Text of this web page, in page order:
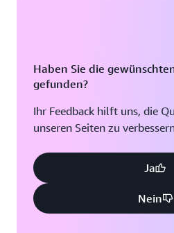
Haben Sie die
gefunden?
Ihr Feedback hilft uns, die
unseren Seiten zu
Ja
Nein